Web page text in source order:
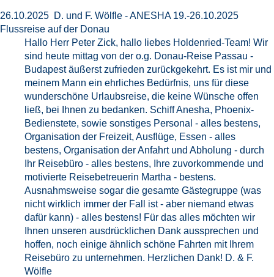
26.10.2025 D. und F. Wölfle - ANESHA 19.-26.10.2025
Flussreise auf der Donau
Hallo Herr Peter Zick, hallo liebes Holdenried-Team! Wir
sind heute mittag von der o.g. Donau-Reise Passau -
Budapest äußerst zufrieden zurückgekehrt. Es ist mir und
meinem Mann ein ehrliches Bedürfnis, uns für diese
wunderschöne Urlaubsreise, die keine Wünsche offen
ließ, bei Ihnen zu bedanken. Schiff Anesha, Phoenix-
Bedienstete, sowie sonstiges Personal - alles bestens,
Organisation der Freizeit, Ausflüge, Essen - alles
bestens, Organisation der Anfahrt und Abholung - durch
Ihr Reisebüro - alles bestens, Ihre zuvorkommende und
motivierte Reisebetreuerin Martha - bestens.
Ausnahmsweise sogar die gesamte Gästegruppe (was
nicht wirklich immer der Fall ist - aber niemand etwas
dafür kann) - alles bestens! Für das alles möchten wir
Ihnen unseren ausdrücklichen Dank aussprechen und
hoffen, noch einige ähnlich schöne Fahrten mit Ihrem
Reisebüro zu unternehmen. Herzlichen Dank! D. & F.
Wölfle